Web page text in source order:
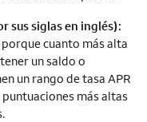
sus siglas en inglés):
cuanto más alta
un saldo o
un rango de tasa APR
puntuaciones más altas